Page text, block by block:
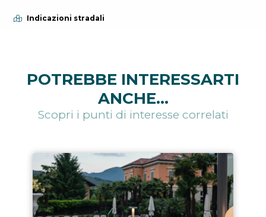
Indicazioni stradali
POTREBBE INTERESSARTI
ANCHE...
Scopri i punti di interesse correlati